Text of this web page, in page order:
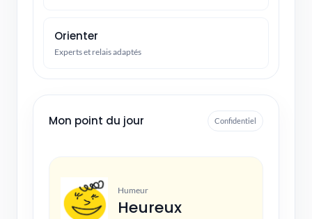
Orienter
Experts et relais adaptés
Mon point du jour Confidentiel
Humeur
Heureux